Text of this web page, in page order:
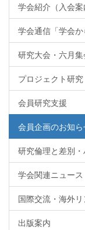
学会紹介（入会案
学会通信「学会か
研究大会・六月集
プロジェクト研究
会員研究支援
会員企画のお知
研究倫理と差別
学会関連ニュース
国際交流・海外リ
出版案内